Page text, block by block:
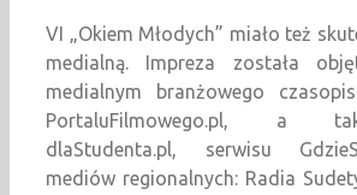
VI „Okiem Młodych” miało też
medialną. Impreza została
medialnym branżowego
PortaluFilmowego.pl, a
dlaStudenta.pl, serwisu
mediów regionalnych: Radia